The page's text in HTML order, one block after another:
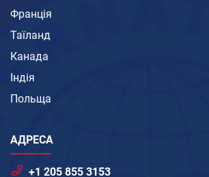
Франція
Таїланд
Канада
Індія
Польща
АДРЕСА
+1 205 855 3153